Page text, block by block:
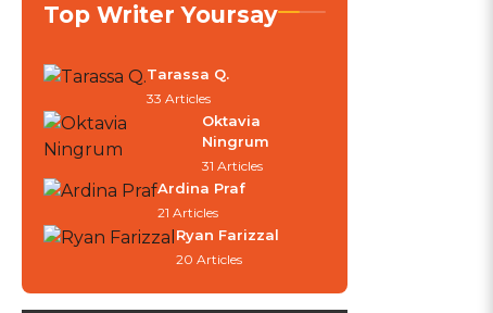
Top Writer Yoursay
Tarassa Q.
33 Articles
Oktavia
Ningrum
31 Articles
Ardina Praf
21 Articles
Ryan Farizzal
20 Articles